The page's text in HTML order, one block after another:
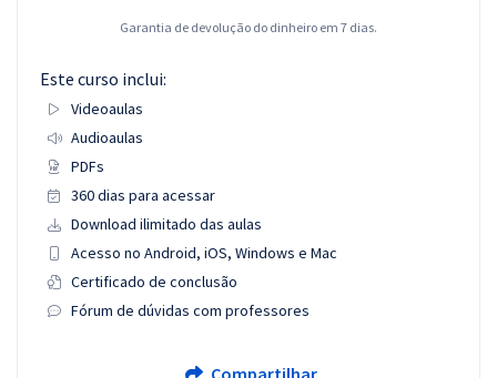
Garantia de devolução do dinheiro em 7 dias.
Este curso inclui:
Videoaulas
Audioaulas
PDFs
360 dias para acessar
Download ilimitado das aulas
Acesso no Android, iOS, Windows e Mac
Certificado de conclusão
Fórum de dúvidas com professores
Compartilhar